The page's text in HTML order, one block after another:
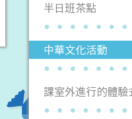
半日班茶點
中華文化活動
課室外進行的體